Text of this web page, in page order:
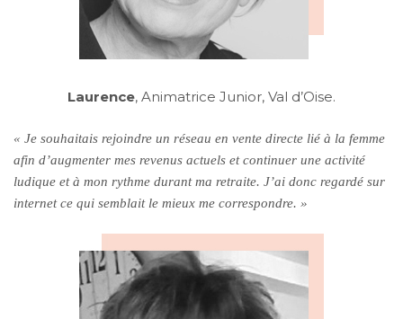
Laurence, Animatrice Junior, Val d’Oise.
« Je souhaitais rejoindre un réseau en vente directe lié à la femme
afin d’augmenter mes revenus actuels et continuer une activité
ludique et à mon rythme durant ma retraite. J’ai donc regardé sur
internet ce qui semblait le mieux me correspondre. »